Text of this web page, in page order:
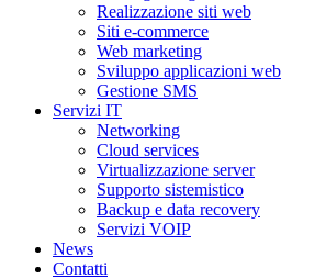
Realizzazione siti web
Siti e-commerce
Web marketing
Sviluppo applicazioni web
Gestione SMS
Servizi IT
Networking
Cloud services
Virtualizzazione server
Supporto sistemistico
Backup e data recovery
Servizi VOIP
News
Contatti